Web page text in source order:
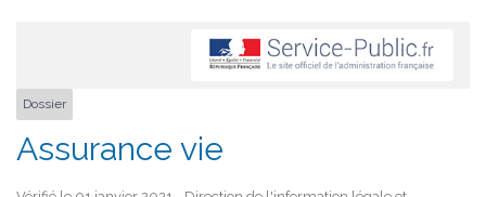
Dossier
Assurance vie